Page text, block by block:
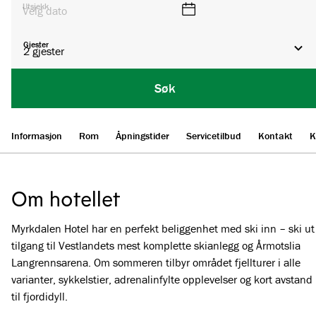
Utsjekk
Velg dato
Gjester
2 gjester
Søk
Informasjon Rom Åpningstider Servicetilbud Kontakt
Om hotellet
Myrkdalen Hotel har en perfekt beliggenhet med ski inn – ski ut
tilgang til Vestlandets mest komplette skianlegg og Årmotslia
Langrennsarena. Om sommeren tilbyr området fjellturer i alle
varianter, sykkelstier, adrenalinfylte opplevelser og kort avstand
til fjordidyll.